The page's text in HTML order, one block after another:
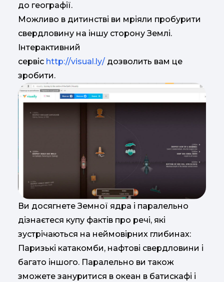
до географії.
Можливо в дитинстві ви мріяли пробурити
свердловину на іншу сторону Землі.
Інтерактивний
сервіс http://visual.ly/ дозволить вам це
зробити.
Ви досягнете Земної ядра і паралельно
дізнаєтеся купу фактів про речі, які
зустрічаються на неймовірних глибинах:
Паризькі катакомби, нафтові свердловини і
багато іншого. Паралельно ви також
зможете зануритися в океан в батискафі і